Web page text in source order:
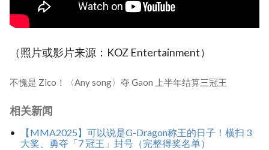
（照片或影片来源：KOZ Entertainment）
不愧是 Zico！〈Any song〉夺 Gaon 上半年结算三冠王
相关新闻
【MMA2025】可以说是G-Dragon称王的日子！横扫 3
大奖、勇夺「7 冠王」封号（完整得奖名单）